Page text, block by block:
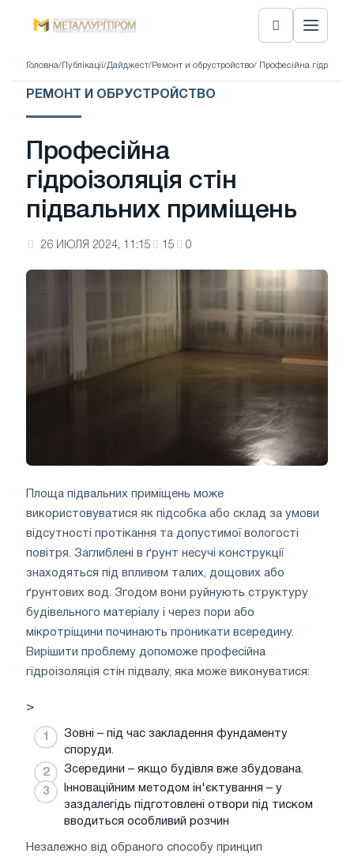
Головна/ Публікації/Дайджест/ Ремонт и обрустройство/ Професійна
РЕМОНТ И ОБРУСТРОЙСТВО
Професійна
гідроізоляція стін
підвальних приміщень
26 ИЮЛЯ 2024, 11:15 15 0
Площа підвальних приміщень може
використовуватися як підсобка або склад за умови
відсутності протікання та допустимої вологості
повітря. Заглиблені в ґрунт несучі конструкції
знаходяться під впливом талих, дощових або
ґрунтових вод. Згодом вони руйнують структуру
будівельного матеріалу і через пори або
мікротріщини починають проникати всередину.
Вирішити проблему допоможе професійна
гідроізоляція стін підвалу, яка може виконуватися:
>
Зовні – під час закладення фундаменту
споруди.
Зсередини – якщо будівля вже збудована.
Інноваційним методом ін'єктування – у
заздалегідь підготовлені отвори під тиском
вводиться особливий розчин
Незалежно від обраного способу принцип